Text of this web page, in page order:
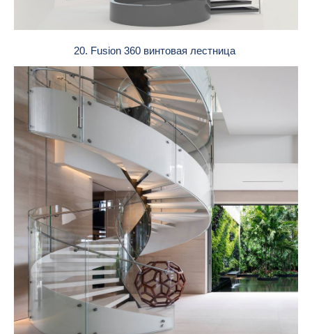
20. Fusion 360 винтовая лестница